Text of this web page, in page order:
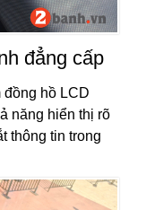
đẳng cấp
đồng hồ LCD
năng hiển thị rõ
thông tin trong